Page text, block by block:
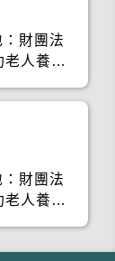
財團法
人養護
財團法
人養護